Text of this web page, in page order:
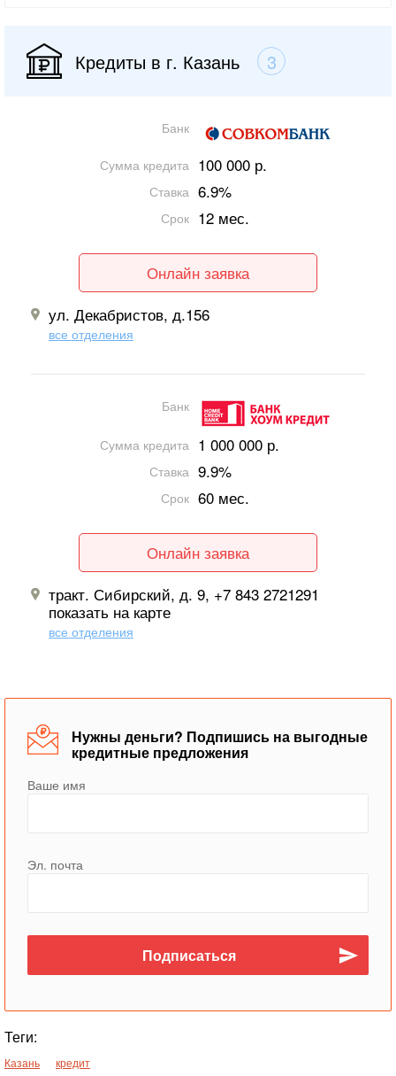
Кредиты в г. Казань 3
Банк
Сумма кредита 100 000 р.
Ставка 6.9%
Срок 12 мес.
Онлайн заявка
ул. Декабристов, д.156
все отделения
Банк
Сумма кредита 1 000 000 р.
Ставка 9.9%
Срок 60 мес.
Онлайн заявка
тракт. Сибирский, д. 9, +7 843 2721291
показать на карте
все отделения
Нужны деньги? Подпишись на выгодные
кредитные предложения
Ваше имя
Эл. почта
Теги:
Казань кредит